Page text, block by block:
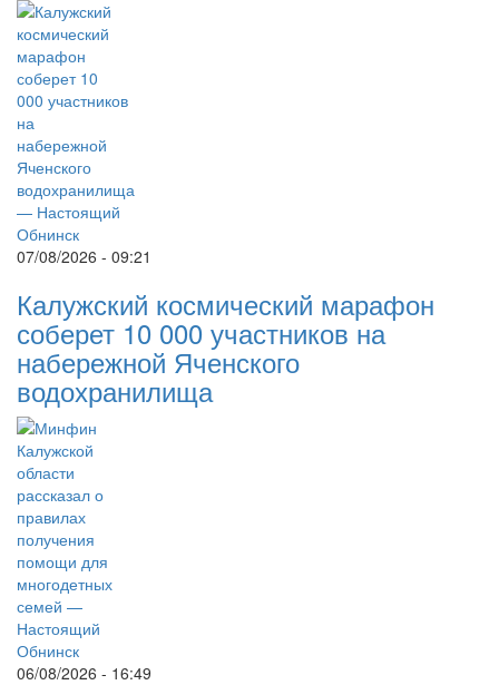
07/08/2026 - 09:21
Калужский космический марафон
соберет 10 000 участников на
набережной Яченского
водохранилища
06/08/2026 - 16:49